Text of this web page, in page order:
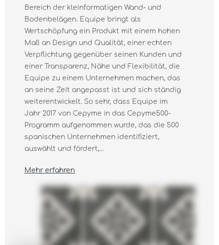
Bereich der kleinformatigen Wand- und
Bodenbelägen. Equipe bringt als
Wertschöpfung ein Produkt mit einem hohen
Maß an Design und Qualität, einer echten
Verpflichtung gegenüber seinen Kunden und
einer Transparenz, Nähe und Flexibilität, die
Equipe zu einem Unternehmen machen, das
an seine Zeit angepasst ist und sich ständig
weiterentwickelt. So sehr, dass Equipe im
Jahr 2017 von Cepyme in das Cepyme500-
Programm aufgenommen wurde, das die 500
spanischen Unternehmen identifiziert,
auswählt und fördert,...
Mehr erfahren